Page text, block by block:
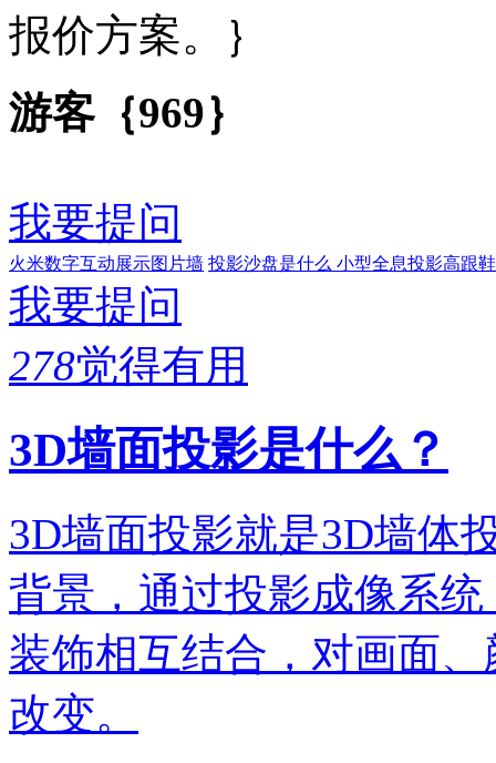
报价方案。｝
游客｛969｝
我要提问
火米数字互动展示图片墙 投影沙盘是什么 小型全息投影高跟
我要提问
278觉得有用
3D墙面投影是什么？
3D墙面投影就是3D墙体
背景，通过投影成像系
装饰相互结合，对画面
改变。